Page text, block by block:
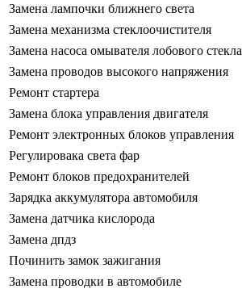
Замена лампочки ближнего света
Замена механизма стеклоочистителя
Замена насоса омывателя лобового стекла
Замена проводов высокого напряжения
Ремонт стартера
Замена блока управления двигателя
Ремонт электронных блоков управления
Регулировака света фар
Ремонт блоков предохранителей
Зарядка аккумулятора автомобиля
Замена датчика кислорода
Замена дпдз
Починить замок зажигания
Замена проводки в автомобиле